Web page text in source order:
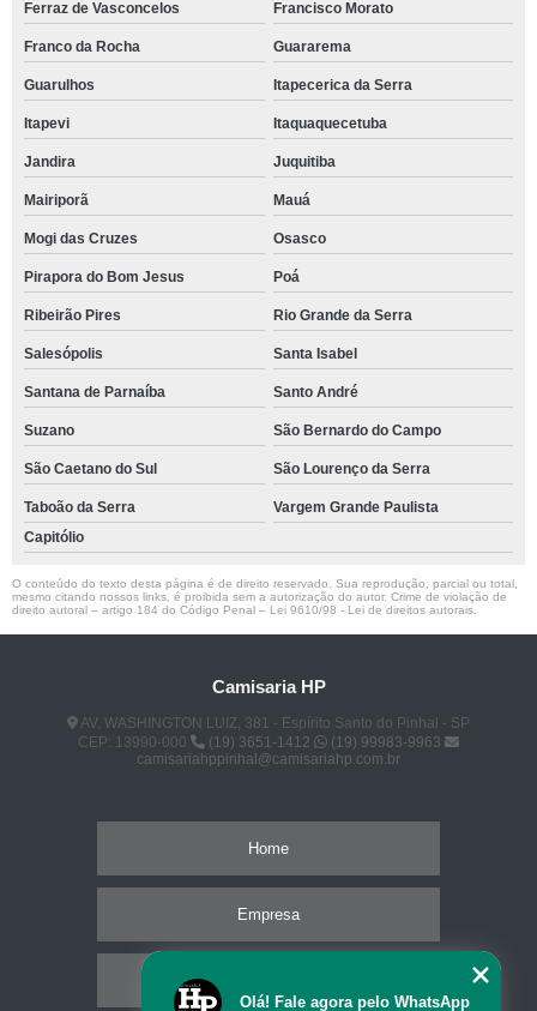
Ferraz de Vasconcelos Francisco Morato
Franco da Rocha Guararema
Guarulhos Itapecerica da Serra
Itapevi Itaquaquecetuba
Jandira Juquitiba
Mairiporã Mauá
Mogi das Cruzes Osasco
Pirapora do Bom Jesus Poá
Ribeirão Pires Rio Grande da Serra
Salesópolis Santa Isabel
Santana de Parnaíba Santo André
Suzano São Bernardo do Campo
São Caetano do Sul São Lourenço da Serra
Taboão da Serra
Vargem Grande Paulista
Capitólio
O conteúdo do texto desta página é de direito reservado. Sua reprodução, parcial ou total,
mesmo citando nossos links, é proibida sem a autorização do autor. Crime de violação de
direito autoral – artigo 184 do Código Penal – Lei 9610/98 - Lei de direitos autorais
Camisaria HP
AV. WASHINGTON LUIZ, 381 - Espírito Santo do Pinhal - SP
CEP: 13990-000
(19) 3651-1412
(19) 99983-9963
camisariahppinhal@camisariahp.com.br
Home
Empresa
Olá! Fale agora pelo WhatsApp